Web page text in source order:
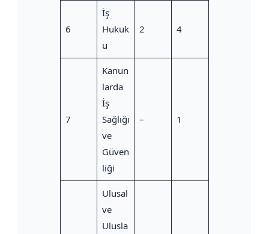
6
İş
Hukuk
u
2 4
7
Kanun
larda
İş
Sağlığı
ve
Güven
liği
– 1
Ulusal
ve
Ulusla